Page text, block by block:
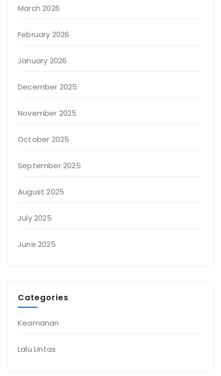
March 2026
February 2026
January 2026
December 2025
November 2025
October 2025
September 2025
August 2025
July 2025
June 2025
Categories
Keamanan
Lalu Lintas